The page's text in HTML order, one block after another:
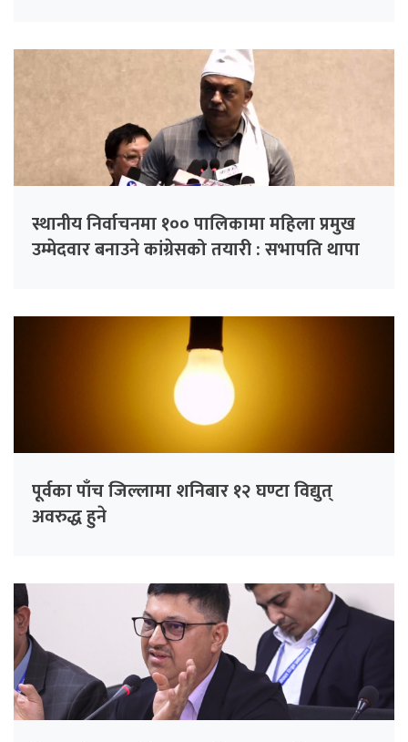
स्थानीय निर्वाचनमा १०० पालिकामा महिला प्रमुख
उम्मेदवार बनाउने कांग्रेसको तयारी : सभापति थापा
पूर्वका पाँच जिल्लामा शनिबार १२ घण्टा विद्युत्
अवरुद्ध हुने